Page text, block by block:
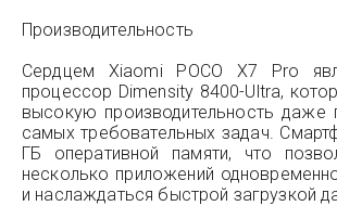
Производительность
Сердцем Xiaomi POCO X7 Pro
процессор Dimensity 8400-Ultra,
высокую производительность даже
самых требовательных задач.
ГБ оперативной памяти, что
несколько приложений
и наслаждаться быстрой загрузкой